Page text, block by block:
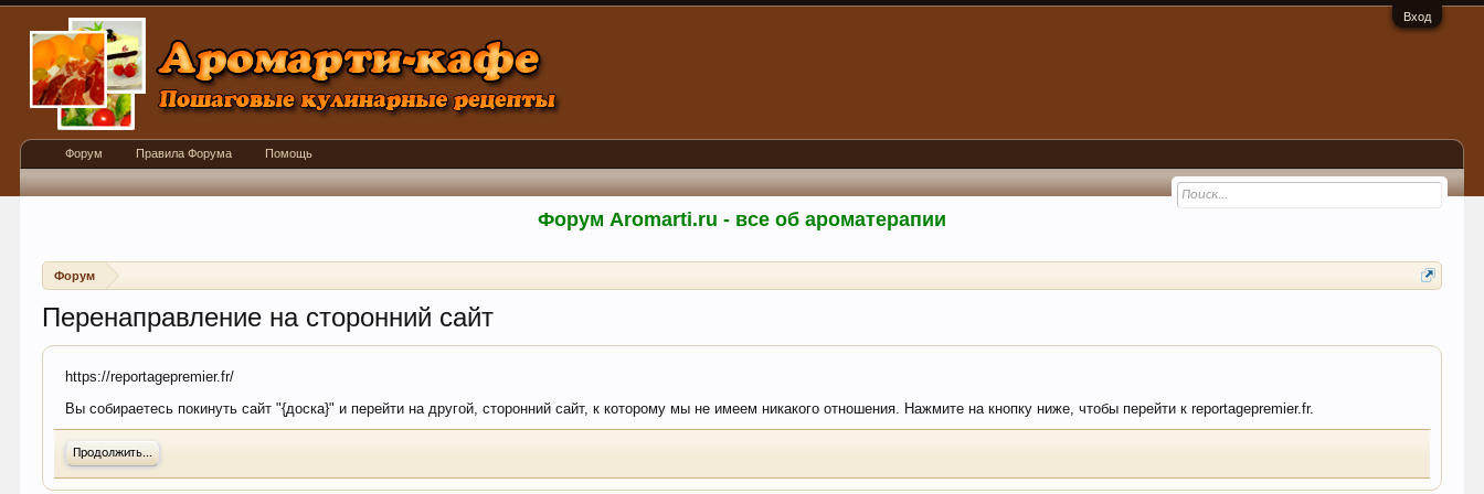
Вход
Форум Aromarti.ru - все об ароматерапии
Форум
Перенаправление на сторонний сайт
https://reportagepremier.fr/
Вы собираетесь покинуть сайт "{доска}" и перейти на другой, сторонний сайт, к которому мы не имеем никакого отношения. Нажмите на кнопку ниже, чтобы перейти к reportagepremier.fr.
Продолжить...
Форум Правила Форума Помощь